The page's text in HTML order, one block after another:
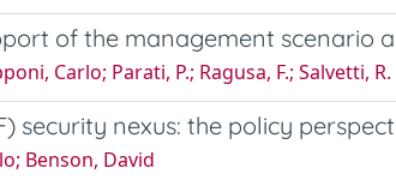
of the management scenario
Carlo; Parati, P.; Ragusa, F.; Salvetti, R.
security nexus: the policy
Benson, David